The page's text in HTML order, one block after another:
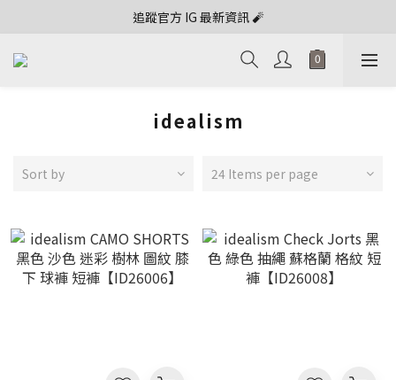
追蹤官方 IG 最新資訊 🧨
idealism
Sort by 24 Items per page